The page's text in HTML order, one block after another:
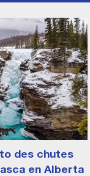
des chutes
en Alberta